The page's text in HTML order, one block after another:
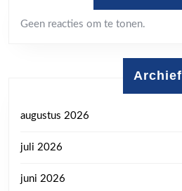
Geen reacties om te tonen.
Archief
augustus 2026
juli 2026
juni 2026